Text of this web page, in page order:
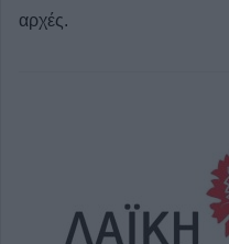
αρχές.